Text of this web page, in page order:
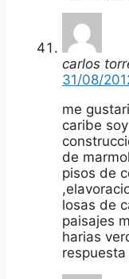
carlos
31/08/
me
caribe
de
pisos de
losas de
paisajes
harias